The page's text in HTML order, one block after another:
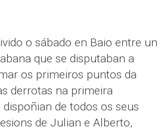
o sábado en Baio entre un
que se disputaban a
os primeiros puntos da
derrotas na primeira
de todos os seus
de Julian e Alberto,